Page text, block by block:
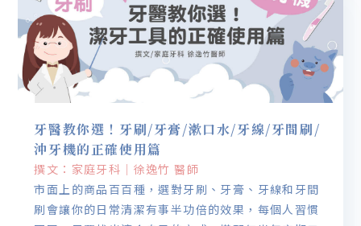
牙醫教你選！牙刷/牙膏/漱口水/牙線/牙間刷/
沖牙機的正確使用篇
撰文：家庭牙科｜徐逸竹 醫師
市面上的商品百百種，選對牙刷、牙膏、牙線和牙間
刷會讓你的日常清潔有事半功倍的效果，每個人習慣